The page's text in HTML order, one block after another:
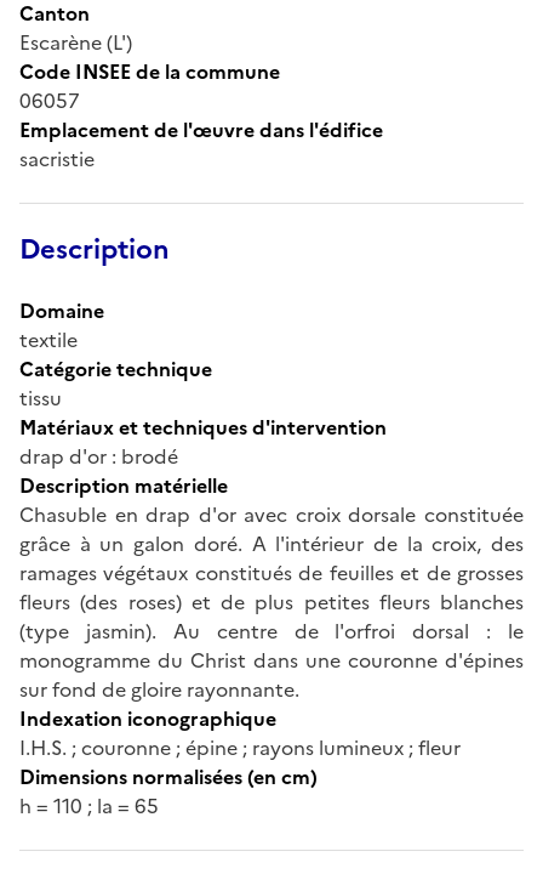
Canton
Escarène (L')
Code INSEE de la commune
06057
Emplacement de l'œuvre dans l'édifice
sacristie
Description
Domaine
textile
Catégorie technique
tissu
Matériaux et techniques d'intervention
drap d'or : brodé
Description matérielle
Chasuble en drap d'or avec croix dorsale constituée
grâce à un galon doré. A l'intérieur de la croix, des
ramages végétaux constitués de feuilles et de grosses
fleurs (des roses) et de plus petites fleurs blanches
(type jasmin). Au centre de l'orfroi dorsal : le
monogramme du Christ dans une couronne d'épines
sur fond de gloire rayonnante.
Indexation iconographique
I.H.S. ; couronne ; épine ; rayons lumineux ; fleur
Dimensions normalisées (en cm)
h = 110 ; la = 65